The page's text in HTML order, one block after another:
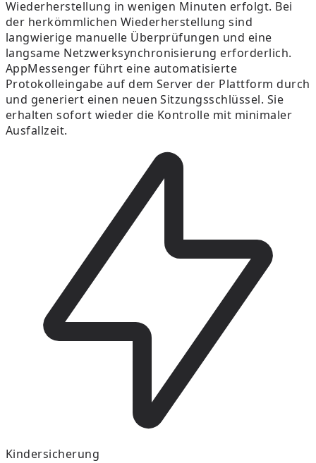
Wiederherstellung in wenigen Minuten erfolgt. Bei
der herkömmlichen Wiederherstellung sind
langwierige manuelle Überprüfungen und eine
langsame Netzwerksynchronisierung erforderlich.
AppMessenger führt eine automatisierte
Protokolleingabe auf dem Server der Plattform durch
und generiert einen neuen Sitzungsschlüssel. Sie
erhalten sofort wieder die Kontrolle mit minimaler
Ausfallzeit.
Kindersicherung